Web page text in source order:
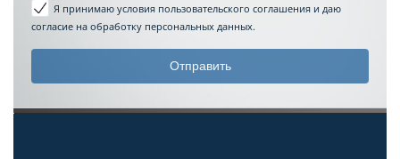
Я принимаю условия пользовательского соглашения и даю
согласие на обработку персональных данных.